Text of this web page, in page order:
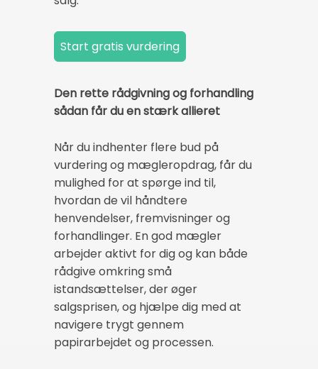
Den rette rådgivning og forhandling
sådan får du en stærk allieret
Når du indhenter flere bud på
vurdering og mægleropdrag, får du
mulighed for at spørge ind til,
hvordan de vil håndtere
henvendelser, fremvisninger og
forhandlinger. En god mægler
arbejder aktivt for dig og kan både
rådgive omkring små
istandsættelser, der øger
salgsprisen, og hjælpe dig med at
navigere trygt gennem
papirarbejdet og processen.